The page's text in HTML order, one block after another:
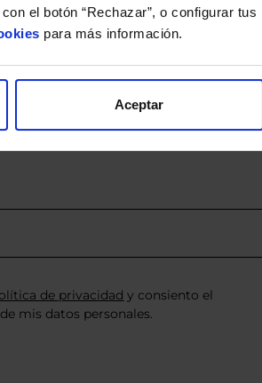
el botón “Rechazar”, o configurar tus
para más información.
Aceptar
le enviarán un estudio gratuito
de privacidad y consiento el
mis datos personales.